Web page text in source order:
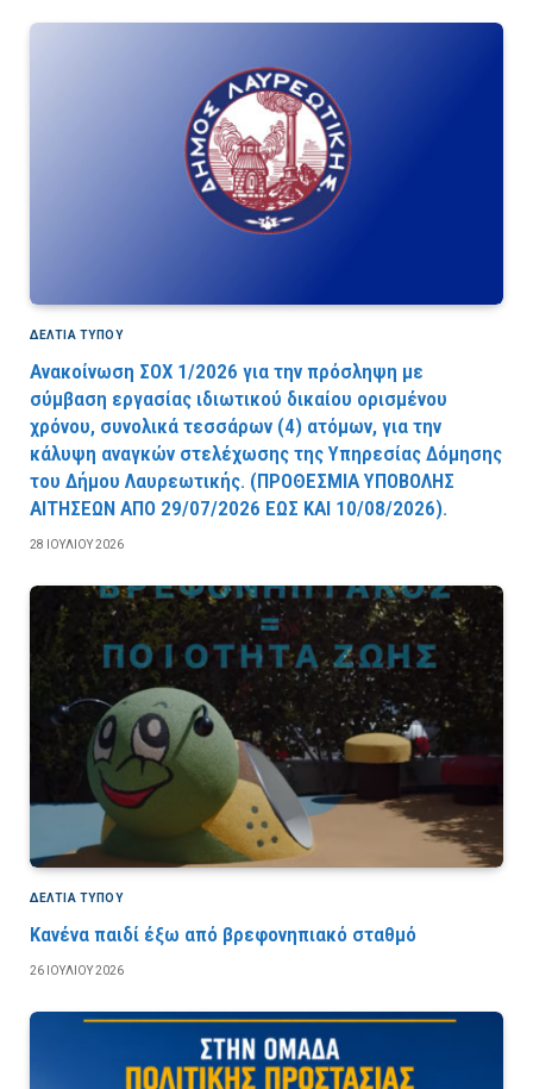
ΔΕΛΤΙΑ ΤΥΠΟΥ
Ανακοίνωση ΣΟΧ 1/2026 για την πρόσληψη με
σύμβαση εργασίας ιδιωτικού δικαίου ορισμένου
χρόνου, συνολικά τεσσάρων (4) ατόμων, για την
κάλυψη αναγκών στελέχωσης της Υπηρεσίας Δόμησης
του Δήμου Λαυρεωτικής. (ΠPOΘEΣMIA YΠOBOΛHΣ
AITHΣEΩN AΠO 29/07/2026 EΩΣ KAI 10/08/2026).
28 ΙΟΥΛΊΟΥ 2026
ΔΕΛΤΙΑ ΤΥΠΟΥ
Κανένα παιδί έξω από βρεφονηπιακό σταθμό
26 ΙΟΥΛΊΟΥ 2026